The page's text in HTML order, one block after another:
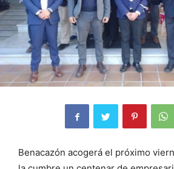
Benacazón acogerá el próximo